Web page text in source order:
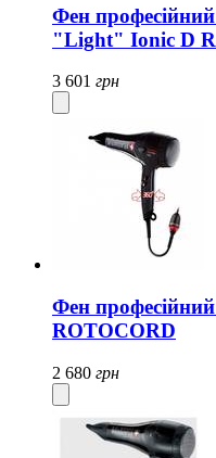
Фен
"Light" Ionic D
3 601 грн
Фен
ROTOCORD
2 680 грн